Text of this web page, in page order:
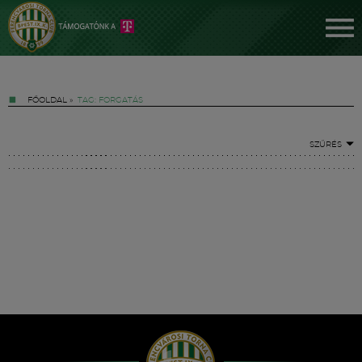
FŐOLDAL » TAG: FORGATÁS
SZŰRÉS
Hírek